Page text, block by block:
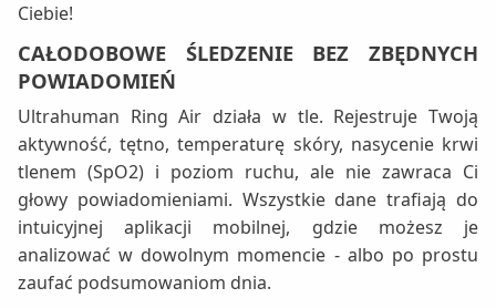
Ciebie!
CAŁODOBOWE ŚLEDZENIE BEZ ZBĘDNYCH
POWIADOMIEŃ
Ultrahuman Ring Air działa w tle. Rejestruje Twoją
aktywność, tętno, temperaturę skóry, nasycenie krwi
tlenem (SpO2) i poziom ruchu, ale nie zawraca Ci
głowy powiadomieniami. Wszystkie dane trafiają do
intuicyjnej aplikacji mobilnej, gdzie możesz je
analizować w dowolnym momencie - albo po prostu
zaufać podsumowaniom dnia.